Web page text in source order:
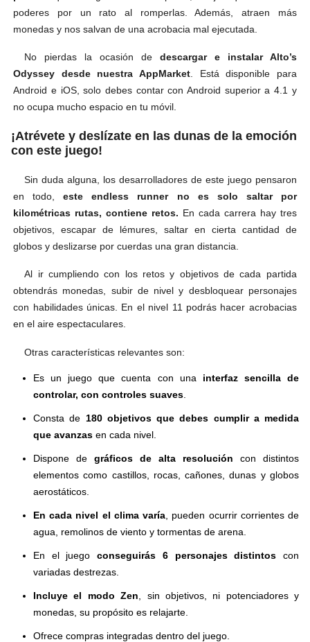
poderes por un rato al romperlas. Además, atraen más
monedas y nos salvan de una acrobacia mal ejecutada.
No pierdas la ocasión de descargar e instalar Alto’s
Odyssey desde nuestra AppMarket. Está disponible para
Android e iOS, solo debes contar con Android superior a 4.1 y
no ocupa mucho espacio en tu móvil.
¡Atrévete y deslízate en las dunas de la emoción
con este juego!
Sin duda alguna, los desarrolladores de este juego pensaron
en todo,este endless runner no es solo saltar por
kilométricas rutas, contiene retos. En cada carrera hay tres
objetivos, escapar de lémures, saltar en cierta cantidad de
globos y deslizarse por cuerdas una gran distancia.
Al ir cumpliendo con los retos y objetivos de cada partida
obtendrás monedas, subir de nivel y desbloquear personajes
con habilidades únicas. En el nivel 11 podrás hacer acrobacias
en el aire espectaculares.
Otras características relevantes son:
Es un juego que cuenta con una interfaz sencilla de
controlar, con controles suaves
Consta de 180 objetivos que debes cumplir a medida
que avanzas en cada nivel.
Dispone de gráficos de alta resolución con distintos
elementos como castillos, rocas, cañones, dunas y globos
aerostáticos.
En cada nivel el clima varía , pueden ocurrir corrientes de
agua, remolinos de viento y tormentas de arena.
En el juegoconseguirás 6 personajes distintos con
variadas destrezas.
Incluye el modo Zen , sin objetivos, ni potenciadores y
monedas, su propósito es relajarte.
Ofrece compras integradas dentro del juego.